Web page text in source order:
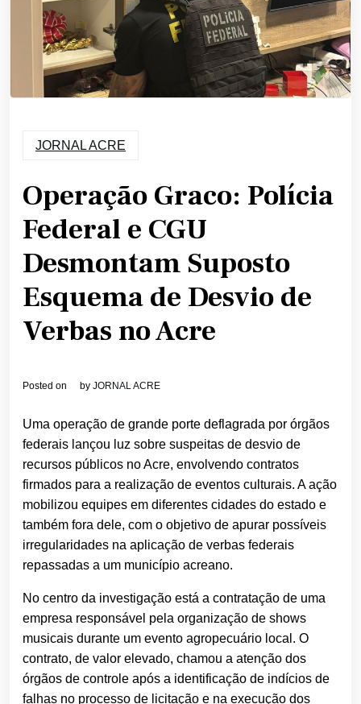
JORNAL ACRE
Operação Graco: Polícia
Federal e CGU
Desmontam Suposto
Esquema de Desvio de
Verbas no Acre
Posted on by JORNAL ACRE
Uma operação de grande porte deflagrada por órgãos
federais lançou luz sobre suspeitas de desvio de
recursos públicos no Acre, envolvendo contratos
firmados para a realização de eventos culturais. A ação
mobilizou equipes em diferentes cidades do estado e
também fora dele, com o objetivo de apurar possíveis
irregularidades na aplicação de verbas federais
repassadas a um município acreano.
No centro da investigação está a contratação de uma
empresa responsável pela organização de shows
musicais durante um evento agropecuário local. O
contrato, de valor elevado, chamou a atenção dos
órgãos de controle após a identificação de indícios de
falhas no processo de licitação e na execução dos